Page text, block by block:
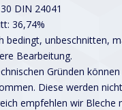
DIN 24041
36,74%
bedingt, unbeschnitten,
Bearbeitung.
Gründen
Diese werden
empfehlen wir Bleche